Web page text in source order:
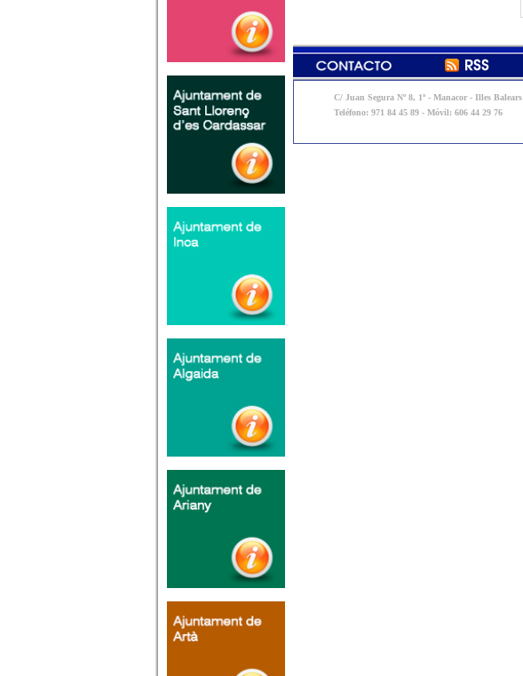
C/ Juan Segura Nº 8, 1º - Manacor - Illes Balears
Teléfono: 971 84 45 89 - Móvil: 606 44 29 76